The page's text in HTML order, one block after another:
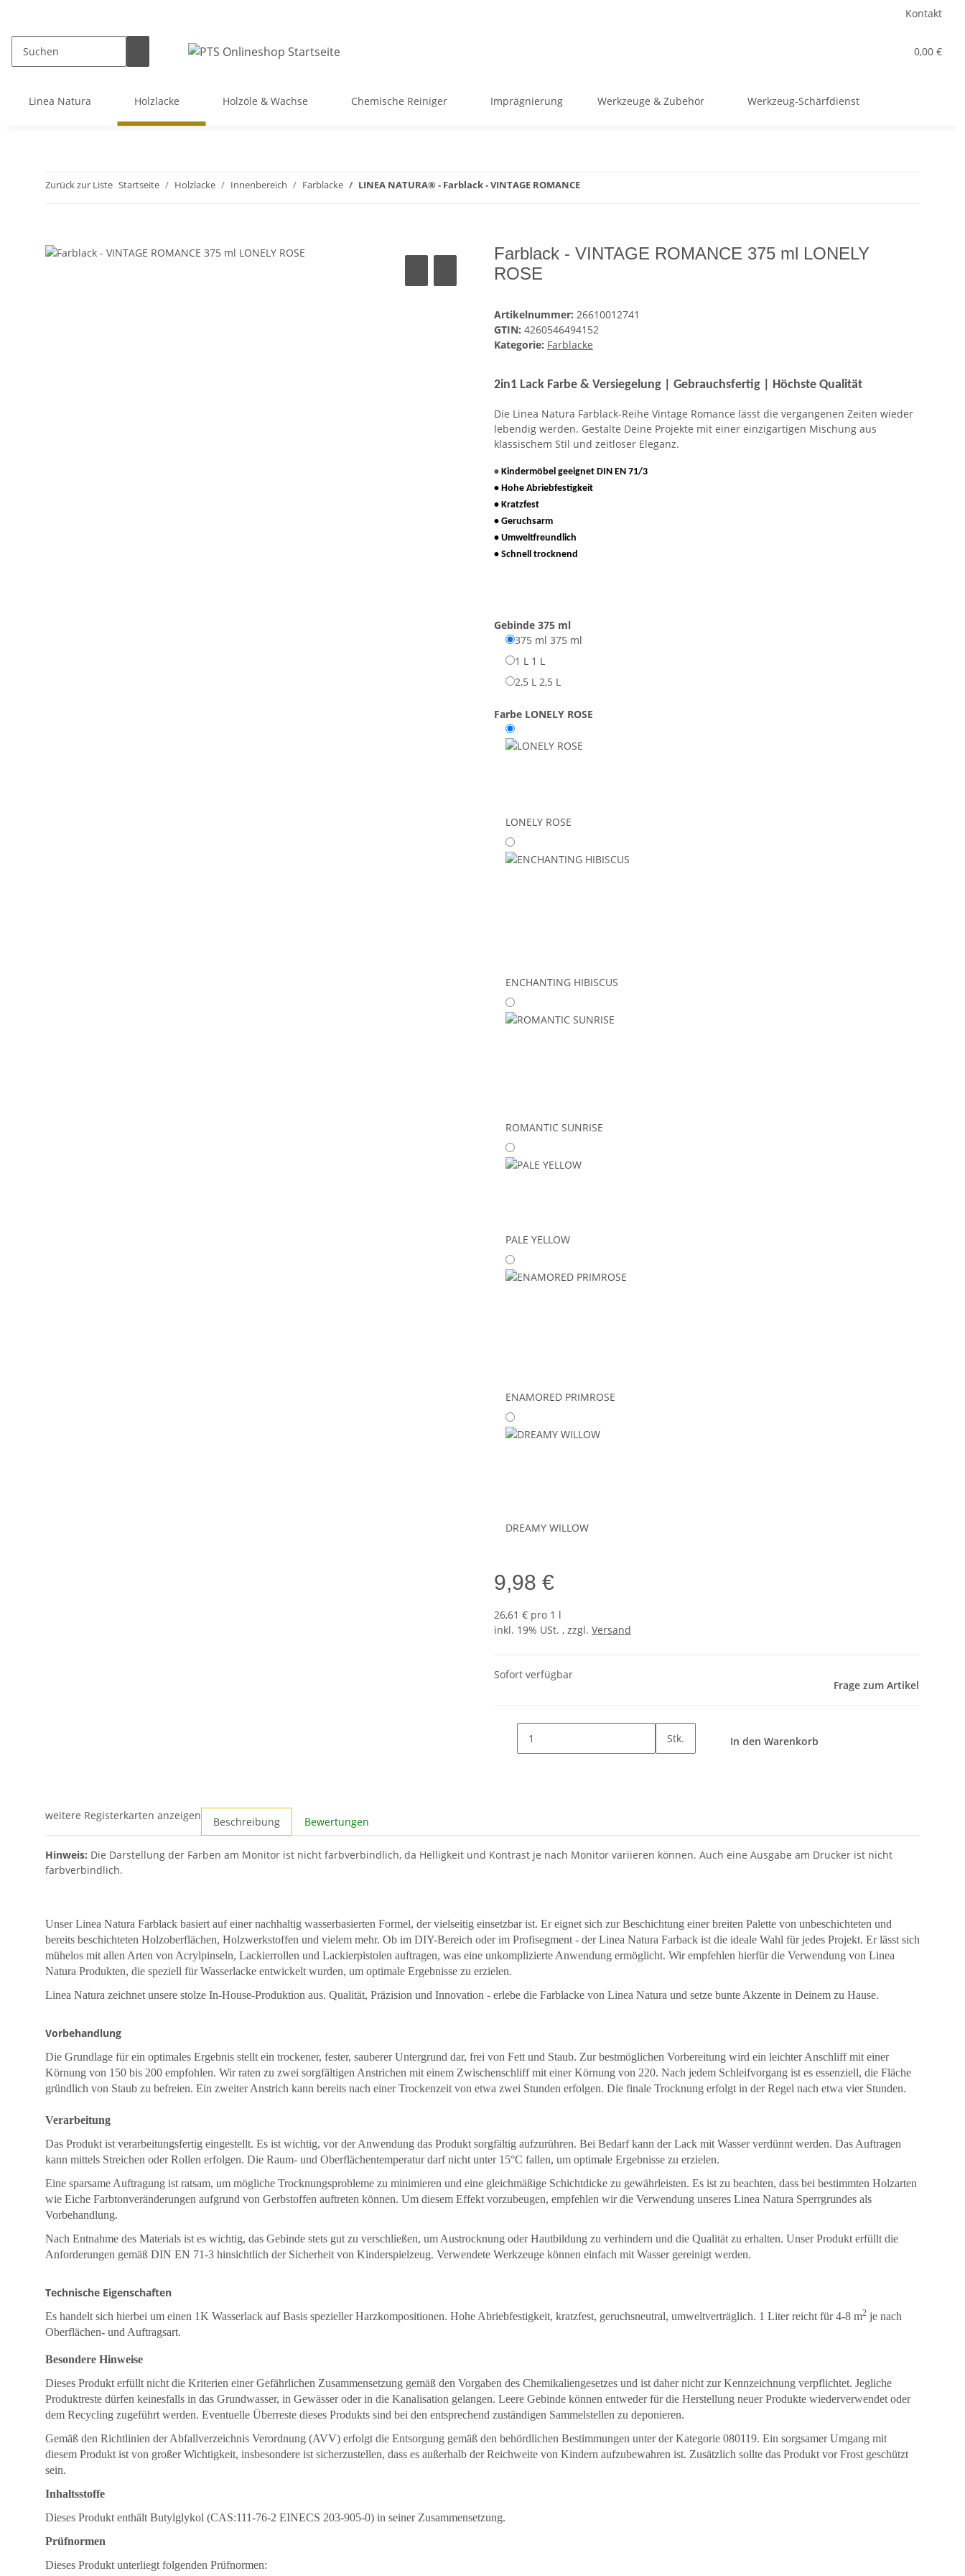
Kontakt
0,00 €
Linea Natura Holzlacke Holzöle & Wachse Chemische Reiniger Imprägnierung Werkzeuge & Zubehör Werkzeug-Schärfdienst
Zurück zur Liste Startseite Holzlacke Innenbereich Farblacke LINEA NATURA® - Farblack - VINTAGE ROMANCE
Farblack - VINTAGE ROMANCE 375 ml LONELY
ROSE
Artikelnummer: 26610012741
GTIN: 4260546494152
Kategorie: Farblacke
2in1 Lack Farbe & Versiegelung | Gebrauchsfertig | Höchste Qualität
Die Linea Natura Farblack-Reihe Vintage Romance lässt die vergangenen Zeiten wieder
lebendig werden. Gestalte Deine Projekte mit einer einzigartigen Mischung aus
klassischem Stil und zeitloser Eleganz.
• Kindermöbel geeignet DIN EN 71/3
• Hohe Abriebfestigkeit
• Kratzfest
• Geruchsarm
• Umweltfreundlich
• Schnell trocknend
Gebinde 375 ml
375 ml 375 ml
1 L 1 L
2,5 L 2,5 L
Farbe LONELY ROSE
LONELY ROSE
ENCHANTING HIBISCUS
ROMANTIC SUNRISE
PALE YELLOW
ENAMORED PRIMROSE
DREAMY WILLOW
9,98 €
26,61 € pro 1 l
inkl. 19% USt. , zzgl. Versand
Sofort verfügbar
Frage zum Artikel
Stk. In den Warenkorb
weitere Registerkarten anzeigen Beschreibung Bewertungen
Hinweis: Die Darstellung der Farben am Monitor ist nicht farbverbindlich, da Helligkeit und Kontrast je nach Monitor variieren können. Auch eine Ausgabe am Drucker ist nicht
farbverbindlich.
Unser Linea Natura Farblack basiert auf einer nachhaltig wasserbasierten Formel, der vielseitig einsetzbar ist. Er eignet sich zur Beschichtung einer breiten Palette von unbeschichteten und
bereits beschichteten Holzoberflächen, Holzwerkstoffen und vielem mehr. Ob im DIY-Bereich oder im Profisegment - der Linea Natura Farback ist die ideale Wahl für jedes Projekt. Er lässt sich
mühelos mit allen Arten von Acrylpinseln, Lackierrollen und Lackierpistolen auftragen, was eine unkomplizierte Anwendung ermöglicht. Wir empfehlen hierfür die Verwendung von Linea
Natura Produkten, die speziell für Wasserlacke entwickelt wurden, um optimale Ergebnisse zu erzielen.
Linea Natura zeichnet unsere stolze In-House-Produktion aus. Qualität, Präzision und Innovation - erlebe die Farblacke von Linea Natura und setze bunte Akzente in Deinem zu Hause.
Vorbehandlung
Die Grundlage für ein optimales Ergebnis stellt ein trockener, fester, sauberer Untergrund dar, frei von Fett und Staub. Zur bestmöglichen Vorbereitung wird ein leichter Anschliff mit einer
Körnung von 150 bis 200 empfohlen. Wir raten zu zwei sorgfältigen Anstrichen mit einem Zwischenschliff mit einer Körnung von 220. Nach jedem Schleifvorgang ist es essenziell, die Fläche
gründlich von Staub zu befreien. Ein zweiter Anstrich kann bereits nach einer Trockenzeit von etwa zwei Stunden erfolgen. Die finale Trocknung erfolgt in der Regel nach etwa vier Stunden.
Verarbeitung
Das Produkt ist verarbeitungsfertig eingestellt. Es ist wichtig, vor der Anwendung das Produkt sorgfältig aufzurühren. Bei Bedarf kann der Lack mit Wasser verdünnt werden. Das Auftragen
kann mittels Streichen oder Rollen erfolgen. Die Raum- und Oberflächentemperatur darf nicht unter 15°C fallen, um optimale Ergebnisse zu erzielen.
Eine sparsame Auftragung ist ratsam, um mögliche Trocknungsprobleme zu minimieren und eine gleichmäßige Schichtdicke zu gewährleisten. Es ist zu beachten, dass bei bestimmten Holzarten
wie Eiche Farbtonveränderungen aufgrund von Gerbstoffen auftreten können. Um diesem Effekt vorzubeugen, empfehlen wir die Verwendung unseres Linea Natura Sperrgrundes als
Vorbehandlung.
Nach Entnahme des Materials ist es wichtig, das Gebinde stets gut zu verschließen, um Austrocknung oder Hautbildung zu verhindern und die Qualität zu erhalten. Unser Produkt erfüllt die
Anforderungen gemäß DIN EN 71-3 hinsichtlich der Sicherheit von Kinderspielzeug. Verwendete Werkzeuge können einfach mit Wasser gereinigt werden.
Technische Eigenschaften
Es handelt sich hierbei um einen 1K Wasserlack auf Basis spezieller Harzkompositionen. Hohe Abriebfestigkeit, kratzfest, geruchsneutral, umweltverträglich. 1 Liter reicht für 4-8 m2 je nach
Oberflächen- und Auftragsart.
Besondere Hinweise
Dieses Produkt erfüllt nicht die Kriterien einer Gefährlichen Zusammensetzung gemäß den Vorgaben des Chemikaliengesetzes und ist daher nicht zur Kennzeichnung verpflichtet. Jegliche
Produktreste dürfen keinesfalls in das Grundwasser, in Gewässer oder in die Kanalisation gelangen. Leere Gebinde können entweder für die Herstellung neuer Produkte wiederverwendet oder
dem Recycling zugeführt werden. Eventuelle Überreste dieses Produkts sind bei den entsprechend zuständigen Sammelstellen zu deponieren.
Gemäß den Richtlinien der Abfallverzeichnis Verordnung (AVV) erfolgt die Entsorgung gemäß den behördlichen Bestimmungen unter der Kategorie 080119. Ein sorgsamer Umgang mit
diesem Produkt ist von großer Wichtigkeit, insbesondere ist sicherzustellen, dass es außerhalb der Reichweite von Kindern aufzubewahren ist. Zusätzlich sollte das Produkt vor Frost geschützt
sein.
Inhaltsstoffe
Dieses Produkt enthält Butylglykol (CAS:111-76-2 EINECS 203-905-0) in seiner Zusammensetzung.
Prüfnormen
Dieses Produkt unterliegt folgenden Prüfnormen: